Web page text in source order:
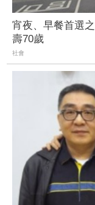
宵夜、早餐首選
壽70歲
社會